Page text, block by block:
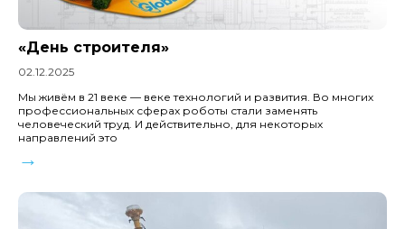
«День строителя»
02.12.2025
Мы живём в 21 веке — веке технологий и развития. Во многих
профессиональных сферах роботы стали заменять
человеческий труд. И действительно, для некоторых
направлений это
→